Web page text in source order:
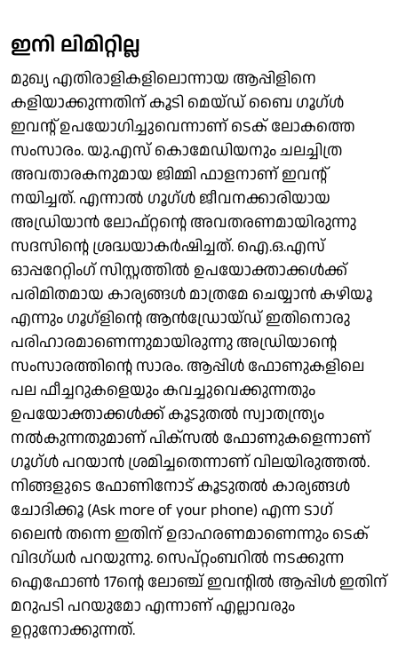
ഇനി ലിമിറ്റില്ല
മുഖ്യ എതിരാളികളിലൊന്നായ ആപ്പിളിനെ
കളിയാക്കുന്നതിന് കൂടി മെയ്ഡ് ബൈ ഗൂഗ്ള്‍
ഇവന്റ് ഉപയോഗിച്ചുവെന്നാണ് ടെക് ലോകത്തെ
സംസാരം. യു.എസ് കൊമേഡിയനും ചലച്ചിത്ര
അവതാരകനുമായ ജിമ്മി ഫാളനാണ് ഇവന്റ്
നയിച്ചത്. എന്നാല്‍ ഗൂഗ്ള്‍ ജീവനക്കാരിയായ
അഡ്രിയാന്‍ ലോഫ്റ്റന്റെ അവതരണമായിരുന്നു
സദസിന്റെ ശ്രദ്ധയാകര്‍ഷിച്ചത്. ഐ.ഒ.എസ്
ഓപ്പറേറ്റിംഗ് സിസ്റ്റത്തില്‍ ഉപയോക്താക്കള്‍ക്ക്
പരിമിതമായ കാര്യങ്ങള്‍ മാത്രമേ ചെയ്യാന്‍ കഴിയൂ
എന്നും ഗൂഗ്‌ളിന്റെ ആന്‍ഡ്രോയ്ഡ് ഇതിനൊരു
പരിഹാരമാണെന്നുമായിരുന്നു അഡ്രിയാന്റെ
സംസാരത്തിന്റെ സാരം. ആപ്പിള്‍ ഫോണുകളിലെ
പല ഫീച്ചറുകളെയും കവച്ചുവെക്കുന്നതും
ഉപയോക്താക്കള്‍ക്ക് കൂടുതല്‍ സ്വാതന്ത്ര്യം
നല്‍കുന്നതുമാണ് പിക്‌സല്‍ ഫോണുകളെന്നാണ്
ഗൂഗ്ള്‍ പറയാന്‍ ശ്രമിച്ചതെന്നാണ് വിലയിരുത്തല്‍.
നിങ്ങളുടെ ഫോണിനോട് കൂടുതല്‍ കാര്യങ്ങള്‍
ചോദിക്കൂ (Ask more of your phone) എന്ന ടാഗ്
ലൈന്‍ തന്നെ ഇതിന് ഉദാഹരണമാണെന്നും ടെക്
വിദഗ്ധര്‍ പറയുന്നു. സെപ്റ്റംബറില്‍ നടക്കുന്ന
ഐഫോണ്‍ 17ന്റെ ലോഞ്ച് ഇവന്റില്‍ ആപ്പിള്‍ ഇതിന്
മറുപടി പറയുമോ എന്നാണ് എല്ലാവരും
ഉറ്റുനോക്കുന്നത്.